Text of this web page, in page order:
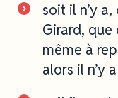
soit il n’y
Girard,
même à
alors il n’y